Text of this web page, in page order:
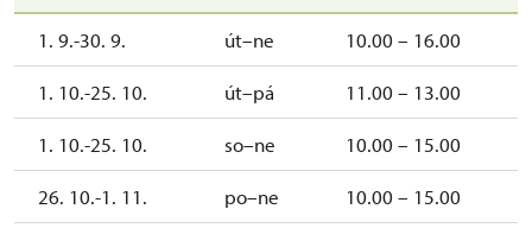
1. 9.-30. 9. út–ne 10.00 – 16.00
1. 10.-25. 10. út–pá 11.00 – 13.00
1. 10.-25. 10. so–ne 10.00 – 15.00
26. 10.-1. 11. po–ne 10.00 – 15.00